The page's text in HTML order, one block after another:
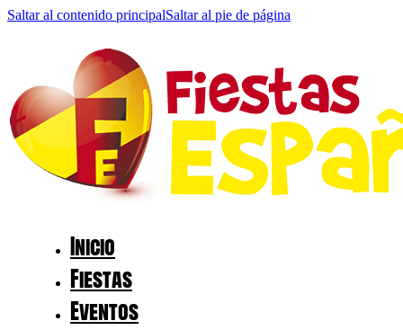
Saltar al contenido principalSaltar al pie de página
Inicio
Fiestas
Eventos